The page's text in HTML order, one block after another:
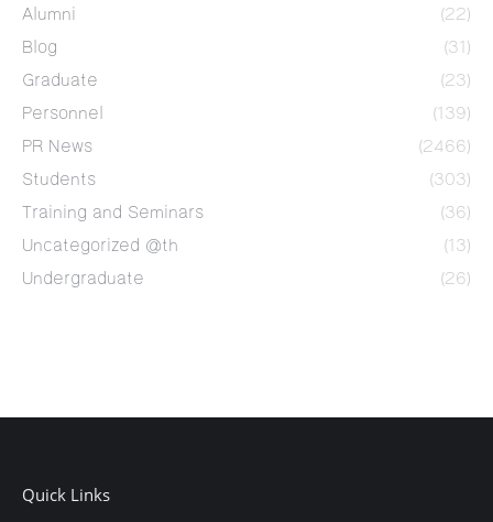
Alumni
(22)
Blog
(31)
Graduate
(23)
Personnel
(139)
PR News
(2466)
Students
(303)
Training and Seminars
(36)
Uncategorized @th
(13)
Undergraduate
(26)
Quick Links